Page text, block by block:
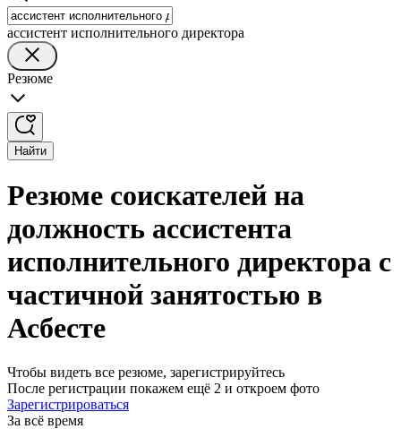
ассистент исполнительного директора
Резюме
Найти
Резюме соискателей на
должность ассистента
исполнительного директора с
частичной занятостью в
Асбесте
Чтобы видеть все резюме, зарегистрируйтесь
После регистрации покажем ещё 2 и откроем фото
Зарегистрироваться
За всё время